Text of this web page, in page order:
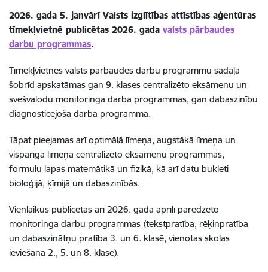
2026. gada 5. janvārī Valsts izglītības attīstības aģentūras
tīmekļvietnē publicētas 2026. gada valsts pārbaudes
darbu programmas.
Tīmekļvietnes valsts pārbaudes darbu programmu sadaļā
šobrīd apskatāmas gan 9. klases centralizēto eksāmenu un
svešvalodu monitoringa darba programmas, gan dabaszinību
diagnosticējošā darba programma.
Tāpat pieejamas arī optimālā līmeņa, augstākā līmeņa un
vispārīgā līmeņa centralizēto eksāmenu programmas,
formulu lapas matemātikā un fizikā, kā arī datu bukleti
bioloģijā, ķīmijā un dabaszinībās.
Vienlaikus publicētas arī 2026. gada aprīlī paredzēto
monitoringa darbu programmas (tekstpratība, rēķinpratība
un dabaszinātņu pratība 3. un 6. klasē, vienotas skolas
ieviešana 2., 5. un 8. klasē).